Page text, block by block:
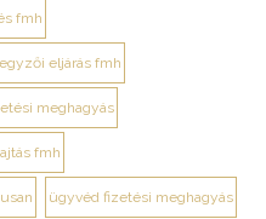
fmh
eljárás fmh
meghagyás
fmh
ügyvéd fizetési meghagyás